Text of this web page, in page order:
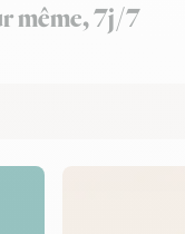
même, 7j/7